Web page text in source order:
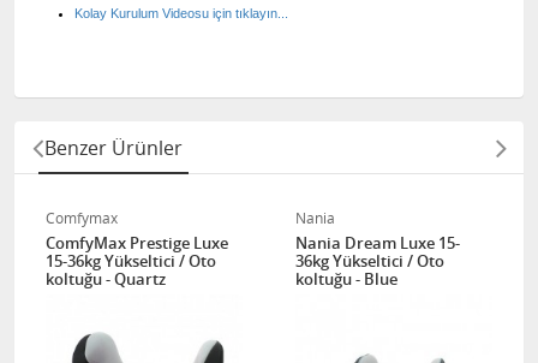
Kolay Kurulum Videosu için tıklayın...
Benzer Ürünler
Comfymax
ComfyMax Prestige Luxe
15-36kg Yükseltici / Oto
koltuğu - Quartz
Nania
Nania Dream Luxe 15-
36kg Yükseltici / Oto
koltuğu - Blue